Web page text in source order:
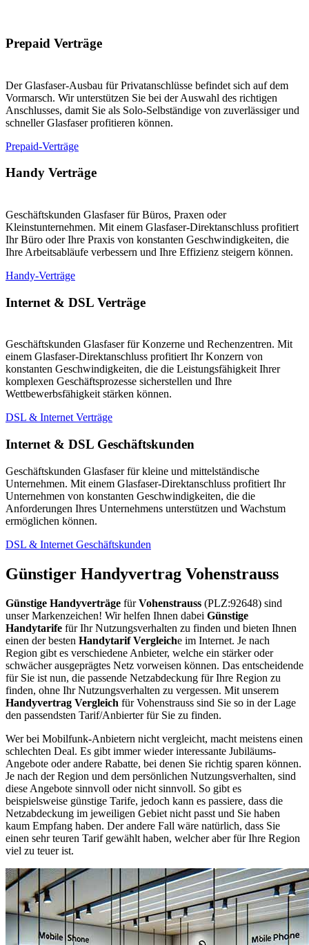
Prepaid Verträge
Der Glasfaser-Ausbau für Privatanschlüsse befindet sich auf dem
Vormarsch. Wir unterstützen Sie bei der Auswahl des richtigen
Anschlusses, damit Sie als Solo-Selbständige von zuverlässiger und
schneller Glasfaser profitieren können.
Prepaid-Verträge
Handy Verträge
Geschäftskunden Glasfaser für Büros, Praxen oder
Kleinstunternehmen. Mit einem Glasfaser-Direktanschluss profitiert
Ihr Büro oder Ihre Praxis von konstanten Geschwindigkeiten, die
Ihre Arbeitsabläufe verbessern und Ihre Effizienz steigern können.
Handy-Verträge
Internet & DSL Verträge
Geschäftskunden Glasfaser für Konzerne und Rechenzentren. Mit
einem Glasfaser-Direktanschluss profitiert Ihr Konzern von
konstanten Geschwindigkeiten, die die Leistungsfähigkeit Ihrer
komplexen Geschäftsprozesse sicherstellen und Ihre
Wettbewerbsfähigkeit stärken können.
DSL & Internet Verträge
Internet & DSL Geschäftskunden
Geschäftskunden Glasfaser für kleine und mittelständische
Unternehmen. Mit einem Glasfaser-Direktanschluss profitiert Ihr
Unternehmen von konstanten Geschwindigkeiten, die die
Anforderungen Ihres Unternehmens unterstützen und Wachstum
ermöglichen können.
DSL & Internet Geschäftskunden
Günstiger Handyvertrag Vohenstrauss
Günstige Handyverträge fürVohenstrauss (PLZ:92648) sind
unser Markenzeichen! Wir helfen Ihnen dabei Günstige
Handytarife für Ihr Nutzungsverhalten zu finden und bieten Ihnen
einen der besten Handytarif Vergleiche im Internet. Je nach
Region gibt es verschiedene Anbieter, welche ein stärker oder
schwächer ausgeprägtes Netz vorweisen können. Das entscheidende
für Sie ist nun, die passende Netzabdeckung für Ihre Region zu
finden, ohne Ihr Nutzungsverhalten zu vergessen. Mit unserem
Handyvertrag Vergleich für Vohenstrauss sind Sie so in der Lage
den passendsten Tarif/Anbierter für Sie zu finden.
Wer bei Mobilfunk-Anbietern nicht vergleicht, macht meistens einen
schlechten Deal. Es gibt immer wieder interessante Jubiläums-
Angebote oder andere Rabatte, bei denen Sie richtig sparen können.
Je nach der Region und dem persönlichen Nutzungsverhalten, sind
diese Angebote sinnvoll oder nicht sinnvoll. So gibt es
beispielsweise günstige Tarife, jedoch kann es passiere, dass die
Netzabdeckung im jeweiligen Gebiet nicht passt und Sie haben
kaum Empfang haben. Der andere Fall wäre natürlich, dass Sie
einen sehr teuren Tarif gewählt haben, welcher aber für Ihre Region
viel zu teuer ist.